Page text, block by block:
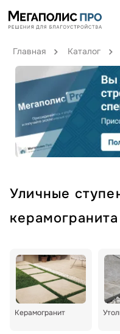
Главная Каталог
Уличные
керамогранита
Керамогранит